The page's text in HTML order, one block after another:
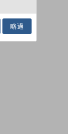
略過